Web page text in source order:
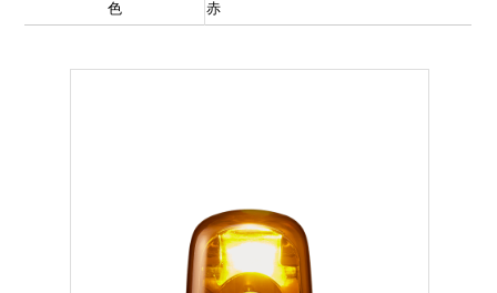
色
赤